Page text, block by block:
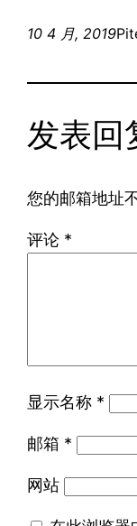
10 4 月, 2019
发表回
您的邮箱地址
评论 *
显示名称 *
邮箱 *
网站